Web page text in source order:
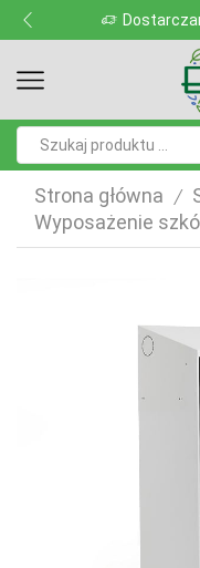
Strona główna /
Wyposażenie